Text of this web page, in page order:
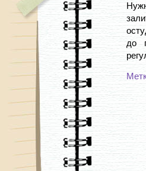
до